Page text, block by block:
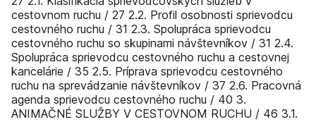
cestovnom ruchu / 27 2.2. Profil osobnosti sprievodcu
cestovného ruchu / 31 2.3. Spolupráca sprievodcu
cestovného ruchu so skupinami návštevníkov / 31 2.4.
Spolupráca sprievodcu cestovného ruchu a cestovnej
kancelárie / 35 2.5. Príprava sprievodcu cestovného
ruchu na sprevádzanie návštevníkov / 37 2.6. Pracovná
agenda sprievodcu cestovného ruchu / 40 3.
ANIMAČNÉ SLUŽBY V CESTOVNOM RUCHU / 46 3.1.